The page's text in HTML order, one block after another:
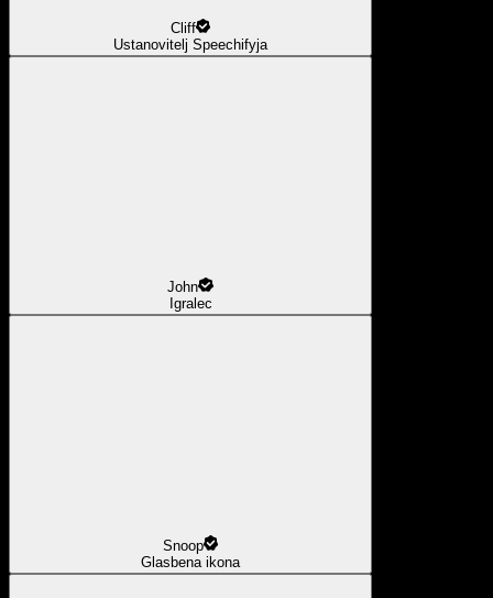
Cliff
Ustanovitelj Speechifyja
John
Igralec
Snoop
Glasbena ikona